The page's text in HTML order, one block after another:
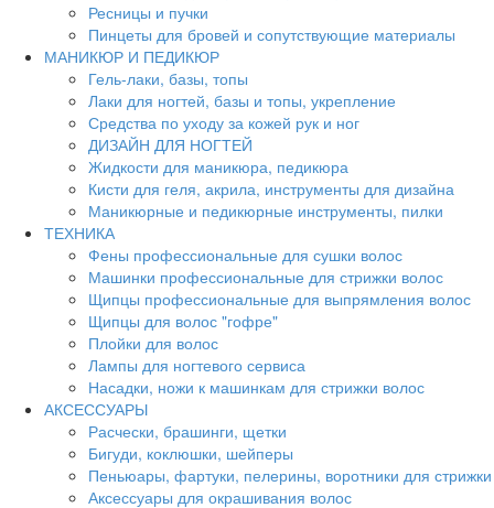
Ресницы и пучки
Пинцеты для бровей и сопутствующие материалы
МАНИКЮР И ПЕДИКЮР
Гель-лаки, базы, топы
Лаки для ногтей, базы и топы, укрепление
Средства по уходу за кожей рук и ног
ДИЗАЙН ДЛЯ НОГТЕЙ
Жидкости для маникюра, педикюра
Кисти для геля, акрила, инструменты для дизайна
Маникюрные и педикюрные инструменты, пилки
ТЕХНИКА
Фены профессиональные для сушки волос
Машинки профессиональные для стрижки волос
Щипцы профессиональные для выпрямления волос
Щипцы для волос "гофре"
Плойки для волос
Лампы для ногтевого сервиса
Насадки, ножи к машинкам для стрижки волос
АКСЕССУАРЫ
Расчески, брашинги, щетки
Бигуди, коклюшки, шейперы
Пеньюары, фартуки, пелерины, воротники для стрижки
Аксессуары для окрашивания волос